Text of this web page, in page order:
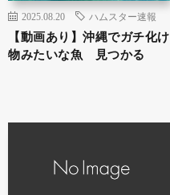
2025.08.20 ハムスター速報
【動画あり】沖縄でガチ化け
物みたいな魚 見つかる